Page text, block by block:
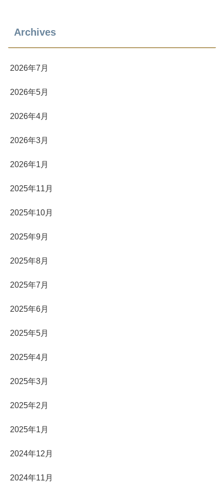
Archives
2026年7月
2026年5月
2026年4月
2026年3月
2026年1月
2025年11月
2025年10月
2025年9月
2025年8月
2025年7月
2025年6月
2025年5月
2025年4月
2025年3月
2025年2月
2025年1月
2024年12月
2024年11月